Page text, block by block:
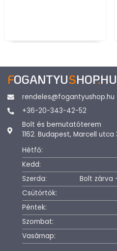
FOGANTYUSHOP.HU
rendeles@fogantyushop.hu
+36-20-343-42-52
Bolt és bemutatóterem
1162. Budapest, Marcell utca
Hétfő:
Kedd:
Szerda:
Bolt zárva
Csütörtök:
Péntek:
Szombat:
Vasárnap: